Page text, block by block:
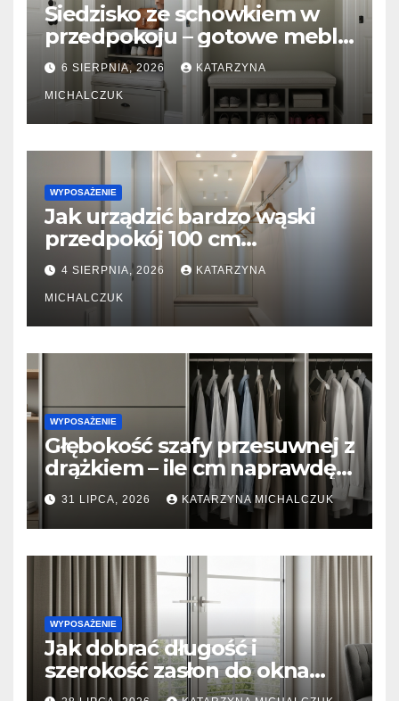
Siedzisko ze schowkiem w
przedpokoju – gotowe meble
vs. zabudowa stolarska na
wymiar
6 SIERPNIA, 2026 KATARZYNA
MICHALCZUK
WYPOSAŻENIE
Jak urządzić bardzo wąski
przedpokój 100 cm
szerokości? Triki z lustrami i
płytkimi meblami
4 SIERPNIA, 2026 KATARZYNA
MICHALCZUK
WYPOSAŻENIE
Głębokość szafy przesuwnej z
drążkiem – ile cm naprawdę
potrzeba, żeby ubrania się nie
gniotły?
31 LIPCA, 2026 KATARZYNA MICHALCZUK
WYPOSAŻENIE
Jak dobrać długość i
szerokość zasłon do okna
tarasowego? Prosty